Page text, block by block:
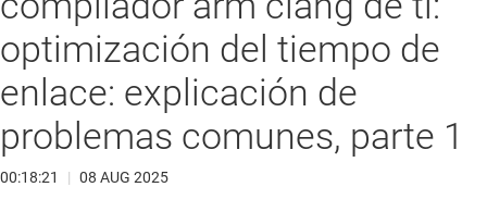
optimización del tiempo de
enlace: explicación de
problemas comunes, parte 1
00:18:21 | 08 AUG 2025